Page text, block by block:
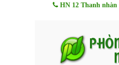
HN 12 Thanh nhàn